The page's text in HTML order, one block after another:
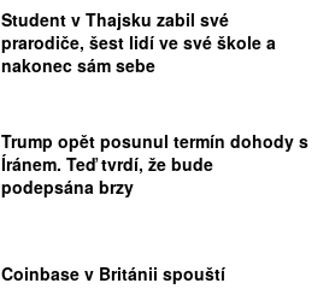
Student v Thajsku zabil své
prarodiče, šest lidí ve své škole a
nakonec sám sebe
Trump opět posunul termín dohody s
Íránem. Teď tvrdí, že bude
podepsána brzy
Coinbase v Británii spouští